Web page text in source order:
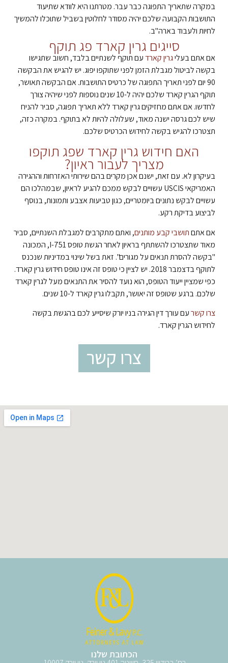
במקרה שתאריך התפוגה כבר עבר. מטרתנו היא לוודא שתיעוד
התושבות הקבועה שלכם יהיה מסודר לחלוטין בשביל שתוכלו להמשיך
לחיות ולעבוד בארה"ב.
סייגים גרין קארד פג תוקף
אם אתם בעליגרין קארדעם תוקף לשנתיים בלבד, חשוב שתגישו
בקשה לביטול מגבלת הזמן לפני שתוקפו יפוג. יש להגיש את הבקשה
90 יום לפני תאריך התפוגה של כרטיס התושבות. אם הבקשה תאושר,
תוקף הגרין קארד שלכם יהיה ל-10 שנים נוספות לפני שיהיה צורך
לחדשו. אם אתם מחזיקים גרין קארד ללא תאריך תפוגה, סביר להניח
שיש לכם גרסה ישנה מאוד, שעלולה להיות לא בתוקף. במקרה כזה,
תצטרכו להגיש בקשה לחידוש הכרטיס שלכם.
האם חידוש גרין קארד שפג תוקפו
מצריך לעבור ראיון?
בעיקרון לא. עם זאת, ישנם אכן מקרים בהם שירותי האזרחות וההגירה
האמריקאי USCIS עשויים לבקש ממכם להגיע לראיון, שבמהלכו הם
עשויים לבקש נתונים ביומטריים, כגון טביעות אצבע ותמונות, בנוסף
לביצוע בדיקת רקע.
אם אתםתושבי קבע מותנים, ואתם מתקרבים למגבלת השנתיים, סביר
מאוד שתצטרכו להשתתף בראיון לאחר הגשת טופס I-751, המכונה
"בקשה להסרת תנאים על מגורים". זאת בשל שינוי במדיניות שנכנס
לתוקף בדצמבר 2018. יש לציין כי טופס זה אינו טופס חידוש גרין קארד.
כפי שמציין ייעוד הטופס, הוא נועד להסיר את התנאים מעל לגרין קארד
שלכם. ברגע שטופס זה יאושר, תקבלו גרין קארד ל-10 שנים.
צרו קשרעם עורך דין הגירה בניו יורק שיסייע לכם בהגשת בקשה
לחידוש הגרין קארד.
צרו קשר
הכתובת שלנו